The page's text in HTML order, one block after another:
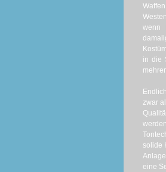
wenn
in die
zwar
solide
eine